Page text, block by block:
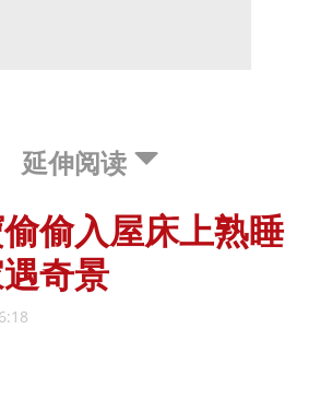
延伸阅读
偷入屋床上熟睡
奇景